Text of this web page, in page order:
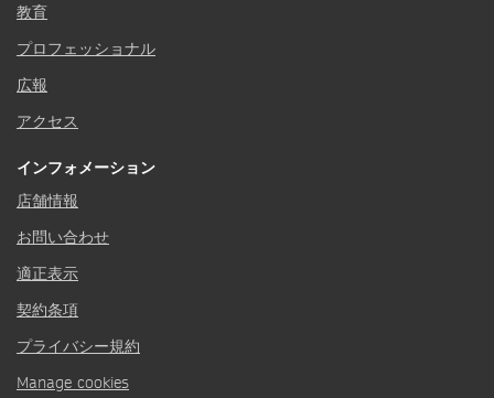
教育
プロフェッショナル
広報
アクセス
インフォメーション
店舗情報
お問い合わせ
適正表示
契約条項
プライバシー規約
Manage cookies